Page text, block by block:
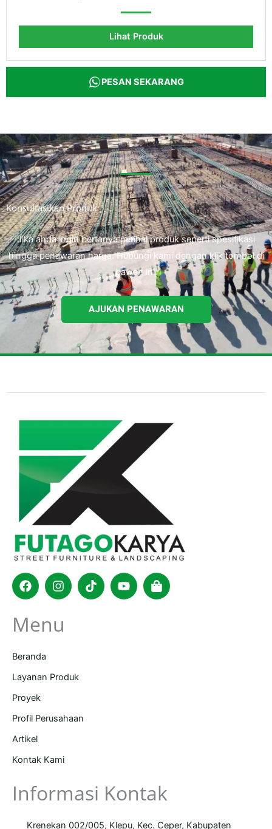
Lihat Produk
PESAN SEKARANG
Konsultasikan Produk
Jika anda ingin bertanya perihal produk seperti spesifikasi
hingga penawaran harga. Hubungi kami dengan klik tombol di
bawah ini.
AJUKAN PENAWARAN
FacebookInstagram
TiktokYoutubeShopping-
bag
Menu
Beranda
Layanan Produk
Proyek
Profil Perusahaan
Artikel
Kontak Kami
Informasi Kontak
Krenekan 002/005, Klepu, Kec. Ceper, Kabupaten